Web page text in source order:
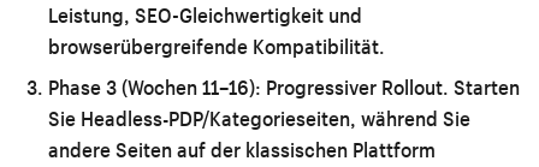
Leistung, SEO-Gleichwertigkeit und
browserübergreifende Kompatibilität.
Phase 3 (Wochen 11–16): Progressiver Rollout. Starten
Sie Headless-PDP/Kategorieseiten, während Sie
andere Seiten auf der klassischen Plattform